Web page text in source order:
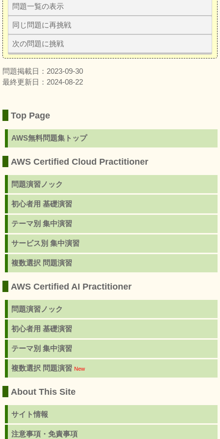
問題一覧の表示
同じ問題に再挑戦
次の問題に挑戦
問題掲載日：2023-09-30
最終更新日：2024-08-22
Top Page
AWS無料問題集トップ
AWS Certified Cloud Practitioner
問題演習ノック
初心者用 基礎演習
テーマ別 集中演習
サービス別 集中演習
複数選択 問題演習
AWS Certified AI Practitioner
問題演習ノック
初心者用 基礎演習
テーマ別 集中演習
複数選択 問題演習 New
About This Site
サイト情報
注意事項・免責事項